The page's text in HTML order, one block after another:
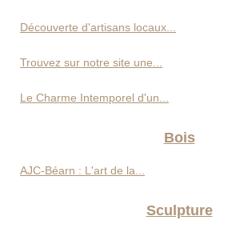
Découverte d'artisans locaux...
Trouvez sur notre site une...
Le Charme Intemporel d'un...
Bois
AJC-Béarn : L'art de la...
Sculpture